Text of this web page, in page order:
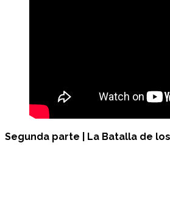
Segunda parte | La Batalla de